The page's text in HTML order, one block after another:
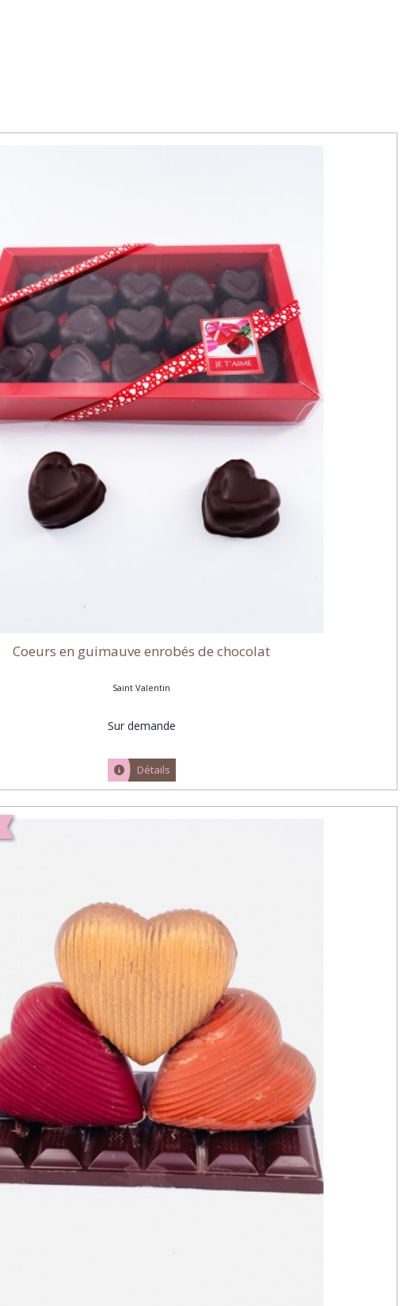
Coeurs en guimauve enrobés de chocolat
Saint Valentin
Sur demande
Détails